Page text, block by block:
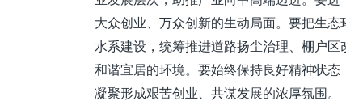
大众创业、万众创新的生动局面。要把生
水系建设，统筹推进道路扬尘治理、棚户
和谐宜居的环境。要始终保持良好精神状
凝聚形成艰苦创业、共谋发展的浓厚氛围。